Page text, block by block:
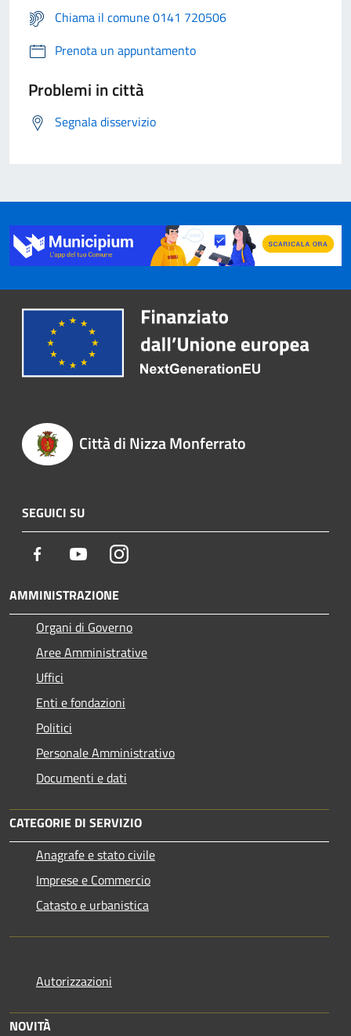
Chiama il comune 0141 720506
Prenota un appuntamento
Problemi in città
Segnala disservizio
Città di Nizza Monferrato
SEGUICI SU
Facebook YoutubeInstagram
AMMINISTRAZIONE
Organi di Governo
Aree Amministrative
Uffici
Enti e fondazioni
Politici
Personale Amministrativo
Documenti e dati
CATEGORIE DI SERVIZIO
Anagrafe e stato civile
Imprese e Commercio
Catasto e urbanistica
Autorizzazioni
NOVITÀ